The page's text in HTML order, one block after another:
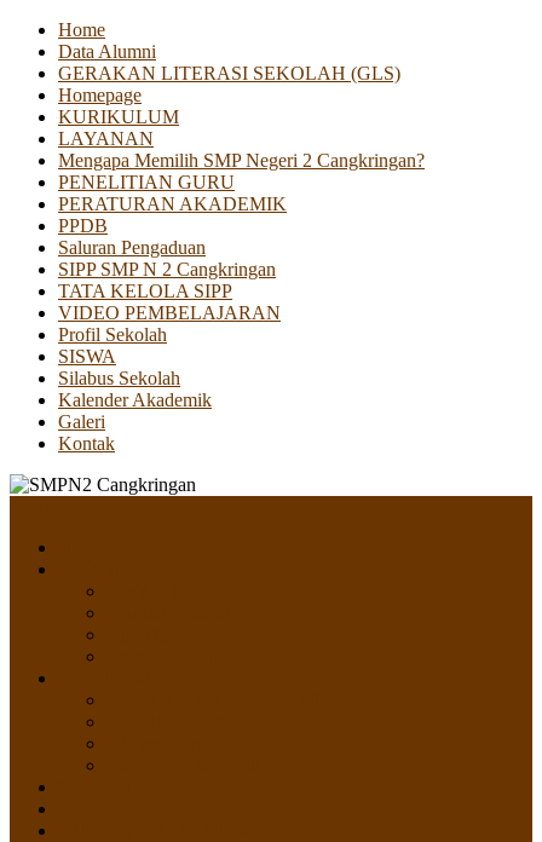
Home
Data Alumni
GERAKAN LITERASI SEKOLAH (GLS)
Homepage
KURIKULUM
LAYANAN
Mengapa Memilih SMP Negeri 2 Cangkringan?
PENELITIAN GURU
PERATURAN AKADEMIK
PPDB
Saluran Pengaduan
SIPP SMP N 2 Cangkringan
TATA KELOLA SIPP
VIDEO PEMBELAJARAN
Profil Sekolah
SISWA
Silabus Sekolah
Kalender Akademik
Galeri
Kontak